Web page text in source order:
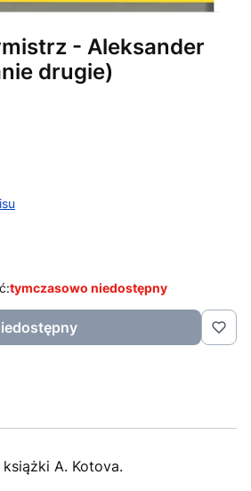
- Aleksander
drugie)
tymczasowo niedostępny
A. Kotova.